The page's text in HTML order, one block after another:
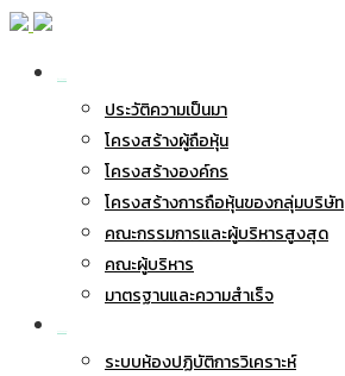
ประวัติความเป็นมา
โครงสร้างผู้ถือหุ้น
โครงสร้างองค์กร
โครงสร้างการถือหุ้นของกลุ่มบริษัท
คณะกรรมการและผู้บริหารสูงสุด
คณะผู้บริหาร
มาตรฐานและความสำเร็จ
ระบบห้องปฏิบัติการวิเคราะห์